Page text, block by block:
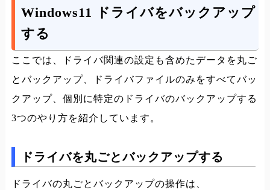
Windows11 ドライバをバックアップ
する
ここでは、ドライバ関連の設定も含めたデータを丸ご
とバックアップ、ドライバファイルのみをすべてバッ
クアップ、個別に特定のドライバのバックアップする
3つのやり方を紹介しています。
ドライバを丸ごとバックアップする
ドライバの丸ごとバックアップの操作は、